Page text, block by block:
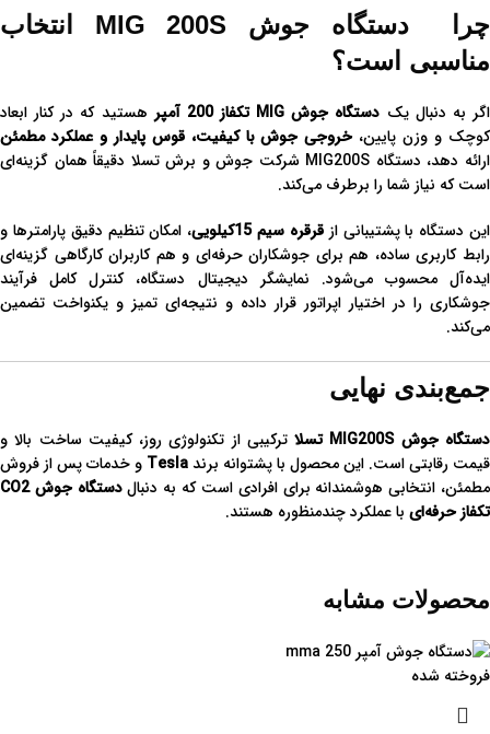
چرا دستگاه جوش MIG 200S انتخاب
مناسبی است؟
اگر به دنبال یک دستگاه جوش MIG تکفاز 200 آمپر
هستید که در کنار ابعاد
کوچک و وزن پایین،خروجی جوش با کیفیت، قوس پایدار و عملکرد مطمئن
ارائه دهد، دستگاه MIG200S شرکت جوش و برش تسلا دقیقاً همان گزینه‌ای
است که نیاز شما را برطرف می‌کند.
این دستگاه با پشتیبانی ازقرقره سیم 15کیلویی
، امکان تنظیم دقیق پارامترها و
رابط کاربری ساده، هم برای جوشکاران حرفه‌ای و هم کاربران کارگاهی گزینه‌ای
ایده‌آل محسوب می‌شود. نمایشگر دیجیتال دستگاه، کنترل کامل فرآیند
جوشکاری را در اختیار اپراتور قرار داده و نتیجه‌ای تمیز و یکنواخت تضمین
می‌کند.
جمع‌بندی نهایی
دستگاه جوش MIG200S تسلا
ترکیبی از تکنولوژی روز، کیفیت ساخت بالا و
قیمت رقابتی است. این محصول با پشتوانه برندTesla و خدمات پس از فروش
مطمئن، انتخابی هوشمندانه برای افرادی است که به دنبال
دستگاه جوش CO2
تکفاز حرفه‌ای با عملکرد چندمنظوره هستند.
محصولات مشابه
فروخته شده